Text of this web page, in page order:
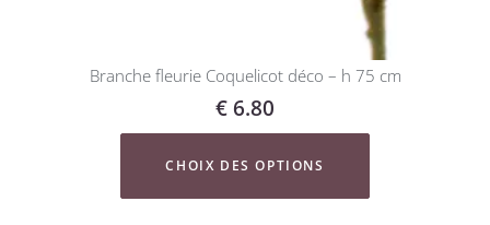
Branche fleurie Coquelicot déco – h 75 cm
€ 6.80
CHOIX DES OPTIONS